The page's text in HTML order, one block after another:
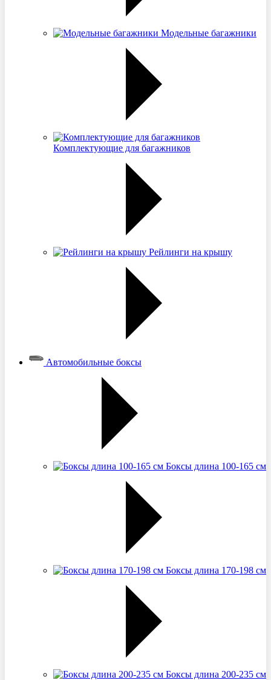
Модельные багажники
Комплектующие для багажников
Рейлинги на крышу
Автомобильные боксы
Боксы длина 100-165 см
Боксы длина 170-198 см
Боксы длина 200-235 см